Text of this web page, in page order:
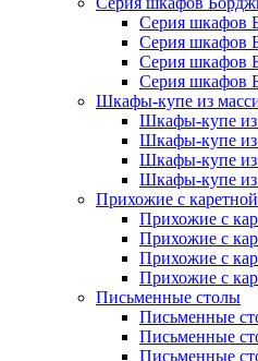
Серия шкафов
Серия шкафов
Серия шкафов
Серия шкафов
Шкафы-купе из
Шкафы-купе из
Шкафы-купе из
Шкафы-купе из
Шкафы-купе
Прихожие с
Прихожие с
Прихожие с
Прихожие с
Прихожие с
Письменные столы
Письменные
Письменные
Письменные